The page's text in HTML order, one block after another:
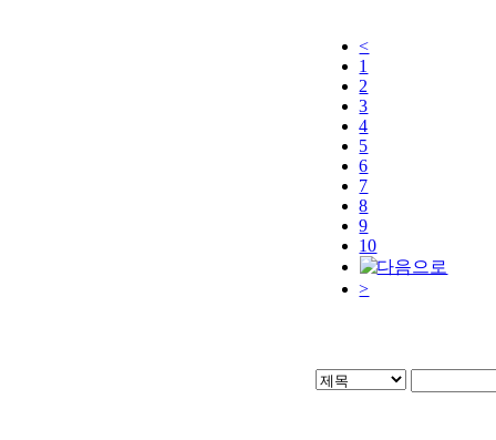
<
1
2
3
4
5
6
7
8
9
10
>